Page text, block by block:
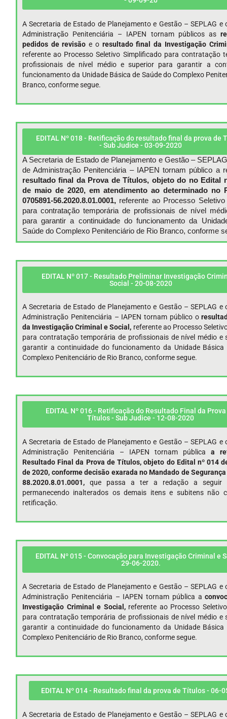
A Secretaria de Estado de Planejamento e Gestão – SEPLAG
Administração Penitenciária – IAPEN tornam públicos as
pedidos de revisão e o resultado final da Investigação
referente ao Processo Seletivo Simplificado para contratação
profissionais de nível médio e superior para garantir a
funcionamento da Unidade Básica de Saúde do Complexo
Branco, conforme segue.
EDITAL Nº 018 - Retificação do resultado final da prova de
- Sub Judice - 03-09-2020
A Secretaria de Estado de Planejamento e Gestão –
de Administração Penitenciária – IAPEN tornam público a
resultado final da Prova de Títulos, objeto do no Edital
de maio de 2020, em atendimento ao determinado no
0705891-56.2020.8.01.0001, referente ao Processo Seletivo
para contratação temporária de profissionais de nível
para garantir a continuidade do funcionamento da
Saúde do Complexo Penitenciário de Rio Branco, conforme
EDITAL Nº 017 - Resultado Preliminar Investigação
Social - 20-08-2020
A Secretaria de Estado de Planejamento e Gestão – SEPLAG
Administração Penitenciária – IAPEN tornam público o
da Investigação Criminal e Social , referente ao Processo
para contratação temporária de profissionais de nível médio e
garantir a continuidade do funcionamento da Unidade Básica
Complexo Penitenciário de Rio Branco, conforme segue.
EDITAL Nº 016 - Retificação do Resultado Final da
Títulos - Sub Judice - 12-08-2020
A Secretaria de Estado de Planejamento e Gestão – SEPLAG
Administração Penitenciária – IAPEN tornam pública a
Resultado Final da Prova de Títulos, objeto do Edital nº 014
de 2020, conforme decisão exarada no Mandado de
88.2020.8.01.0001, que passa a ter a redação a seguir
permanecendo inalterados os demais itens e subitens não
retificação.
EDITAL Nº 015 - Convocação para Investigação Criminal e
29-06-2020.
A Secretaria de Estado de Planejamento e Gestão – SEPLAG
Administração Penitenciária – IAPEN tornam pública a
Investigação Criminal e Social , referente ao Processo
para contratação temporária de profissionais de nível médio e
garantir a continuidade do funcionamento da Unidade Básica
Complexo Penitenciário de Rio Branco, conforme segue.
EDITAL Nº 014 - Resultado final da prova de Títulos - 06-
A Secretaria de Estado de Planejamento e Gestão – SEPLAG